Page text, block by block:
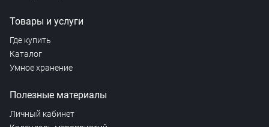
Товары и услуги
Где купить
Каталог
Умное хранение
Полезные материалы
Личный кабинет